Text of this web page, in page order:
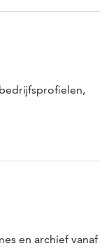
en archief vanaf